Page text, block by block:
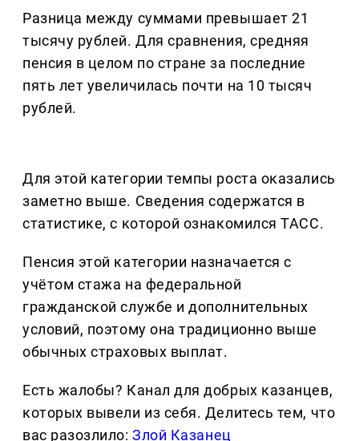
Разница между суммами превышает 21
тысячу рублей. Для сравнения, средняя
пенсия в целом по стране за последние
пять лет увеличилась почти на 10 тысяч
рублей.
Для этой категории темпы роста оказались
заметно выше. Сведения содержатся в
статистике, с которой ознакомился ТАСС.
Пенсия этой категории назначается с
учётом стажа на федеральной
гражданской службе и дополнительных
условий, поэтому она традиционно выше
обычных страховых выплат.
Есть жалобы? Канал для добрых казанцев,
которых вывели из себя. Делитеcь тем, что
вас разозлило:Злой Казанец